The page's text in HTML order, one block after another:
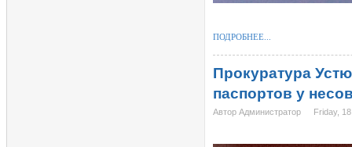
ПОДРОБНЕЕ...
Прокуратура
паспортов у
Автор Администратор Friday,